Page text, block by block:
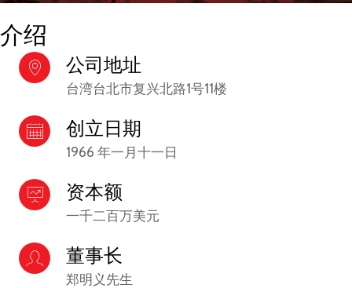
介绍
公司地址
台湾台北市复兴北路1号11楼
创立日期
1966 年一月十一日
资本额
一千二百万美元
董事长
郑明义先生